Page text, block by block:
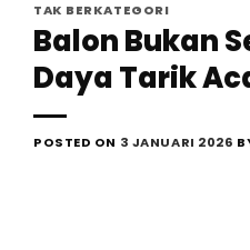
TAK BERKATEGORI
Balon Bukan
Daya Tarik
POSTED ON 3 JANUARI 2026